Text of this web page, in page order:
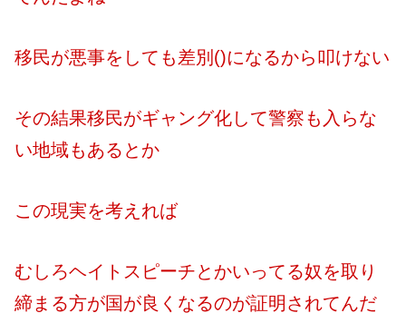
移民が悪事をしても差別()になるから叩けない
その結果移民がギャング化して警察も入らな
い地域もあるとか
この現実を考えれば
むしろヘイトスピーチとかいってる奴を取り
締まる方が国が良くなるのが証明されてんだ